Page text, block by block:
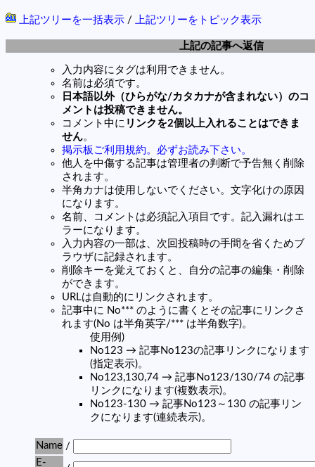
上記ツリーを一括表示 / 上記ツリーをトピック表示
上記の記事へ返信
入力内容にタグは利用できません。
名前は必須です。
日本語以外（ひらがな/カタカナが含まれない）のコ
メントは投稿できません。
コメント中に リンクを2個以上入れることはできま
せん。
掲示板ご利用規約。必ずお読み下さい。
他人を中傷する記事は管理者の判断で予告無く削除
されます。
半角カナは使用しないでください。文字化けの原因
になります。
名前、コメントは必須記入項目です。記入漏れはエ
ラーになります。
入力内容の一部は、次回投稿時の手間を省くためブ
ラウザに記録されます。
削除キーを覚えておくと、自分の記事の編集・削除
ができます。
URLは自動的にリンクされます。
記事中に No*** のように書くとその記事にリンクさ
れます(No は半角英字/*** は半角数字)。
使用例)
No123 → 記事No123の記事リンクになります
(指定表示)。
No123,130,74 → 記事No123/130/74 の記事
リンクになります(複数表示)。
No123-130 → 記事No123～130 の記事リン
クになります(連続表示)。
Name /
E-